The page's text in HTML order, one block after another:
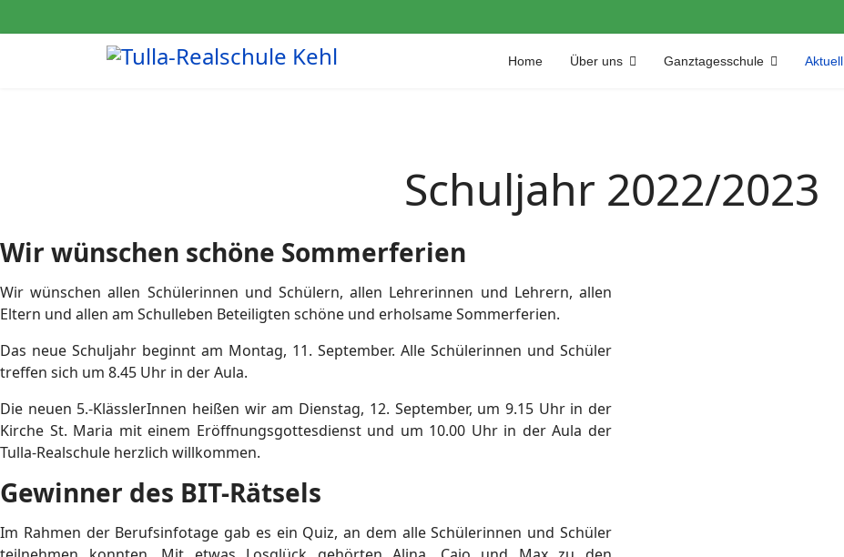
Home Über uns Ganztagesschule Aktuell
Schuljahr 2022/2023
Wir wünschen schöne Sommerferien
Wir wünschen allen Schülerinnen und Schülern, allen Lehrerinnen und Lehrern, allen
Eltern und allen am Schulleben Beteiligten schöne und erholsame Sommerferien.
Das neue Schuljahr beginnt am Montag, 11. September. Alle Schülerinnen und Schüler
treffen sich um 8.45 Uhr in der Aula.
Die neuen 5.-KlässlerInnen heißen wir am Dienstag, 12. September, um 9.15 Uhr in der
Kirche St. Maria mit einem Eröffnungsgottesdienst und um 10.00 Uhr in der Aula der
Tulla-Realschule herzlich willkommen.
Gewinner des BIT-Rätsels
Im Rahmen der Berufsinfotage gab es ein Quiz, an dem alle Schülerinnen und Schüler